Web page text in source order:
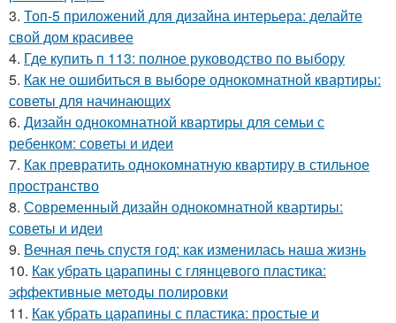
3. Топ-5 приложений для дизайна интерьера: делайте
свой дом красивее
4. Где купить п 113: полное руководство по выбору
5. Как не ошибиться в выборе однокомнатной квартиры:
советы для начинающих
6. Дизайн однокомнатной квартиры для семьи с
ребенком: советы и идеи
7. Как превратить однокомнатную квартиру в стильное
пространство
8. Современный дизайн однокомнатной квартиры:
советы и идеи
9. Вечная печь спустя год: как изменилась наша жизнь
10. Как убрать царапины с глянцевого пластика:
эффективные методы полировки
11. Как убрать царапины с пластика: простые и